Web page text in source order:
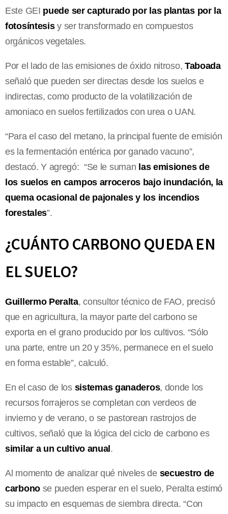
Este GEI puede ser capturado por las plantas por la
fotosíntesisy ser transformado en compuestos
orgánicos vegetales.
Por el lado de las emisiones de óxido nitroso, Taboada
señaló que pueden ser directas desde los suelos e
indirectas, como producto de la volatilización de
amoniaco en suelos fertilizados con urea o UAN.
“Para el caso del metano, la principal fuente de emisión
es la fermentación entérica por ganado vacuno”,
destacó. Y agregó: “Se le suman las emisiones de
los suelos en campos arroceros bajo inundación, la
quema ocasional de pajonales y los incendios
forestales”.
¿CUÁNTO CARBONO QUEDA EN
EL SUELO?
Guillermo Peralta, consultor técnico de FAO, precisó
que en agricultura, la mayor parte del carbono se
exporta en el grano producido por los cultivos. “Sólo
una parte, entre un 20 y 35%, permanece en el suelo
en forma estable”, calculó.
En el caso de los sistemas ganaderos, donde los
recursos forrajeros se completan con verdeos de
invierno y de verano, o se pastorean rastrojos de
cultivos, señaló que la lógica del ciclo de carbono es
similar a un cultivo anual.
Al momento de analizar qué niveles de secuestro de
carbonose pueden esperar en el suelo, Peralta estimó
su impacto en esquemas de siembra directa. “Con